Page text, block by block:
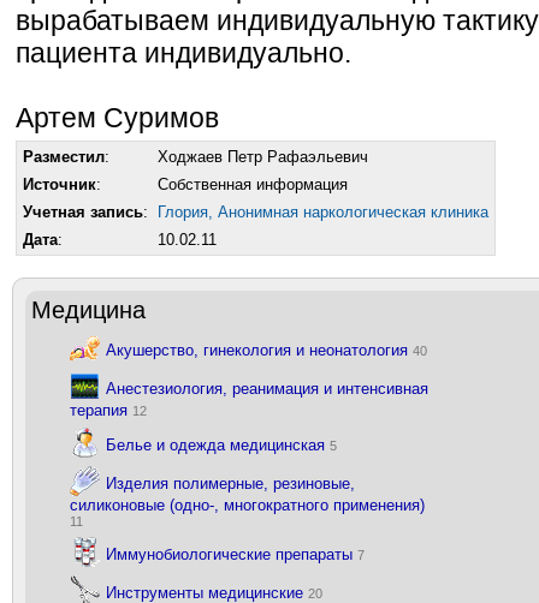
вырабатываем индивидуальную
пациента индивидуально.
Артем Суримов
Разместил:
Ходжаев Петр Рафаэльевич
Источник:
Собственная информация
Учетная запись:
Глория, Анонимная наркологическая клиника
Дата: 10.02.11
Медицина
Акушерство, гинекология и неонатология 40
Анестезиология, реанимация и интенсивная
терапия 12
Белье и одежда медицинская 5
Изделия полимерные, резиновые,
силиконовые (одно-, многократного применения)
11
Иммунобиологические препараты 7
Инструменты медицинские 20